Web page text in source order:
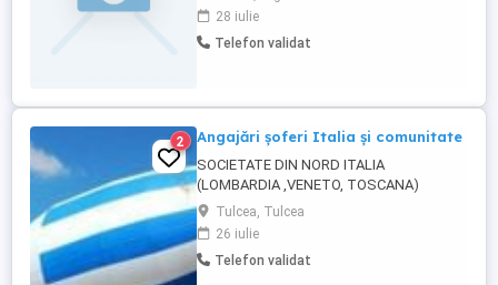
transport international de marfa dispecer
coordonator transport pentru camione 20
tone. Cerinte : - Cunostinte operare PC
28 iulie
Telefon validat
2 Angajări șoferi Italia și comunitate
SOCIETATE DIN NORD ITALIA
(LOMBARDIA ,VENETO, TOSCANA)
ANGAJEAZĂ ȘOFERI PROFESIONIȘTI (C)&
(CE) MOTRICE (3AXE)2600 LOCAL IT
BETONIERĂ 2350 +CAZARE ȘI MASĂ
POMPĂ 3000 +CAZARE ȘI MASĂ PRELATĂ
Tulcea, Tulcea
26 iulie
Telefon validat